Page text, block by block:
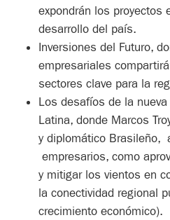
expondrán los proyectos
desarrollo del país.
Inversiones del Futuro,
empresariales
sectores clave para la
Los desafíos de la
Latina, donde Marcos
y diplomático Brasileño,
empresarios, como
y mitigar los vientos en
la conectividad regional
crecimiento económico).